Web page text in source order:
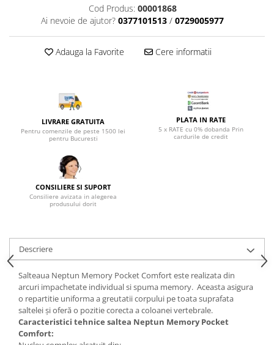
Suporturi si rafturi pantofi
Pantofare
Stender haine
Suport pentru umerase
Mobilier gradinita
Mese gradinita
Scaune gradinita
Set mese si scaune gradinita
Mobila camera copii
Scaune birou pentru copii
Saltele patuturi copii
Paturi copii
Masa si scaune gradinita
Seturi comode living si dormitor
Cod Produs: 00001868
Ai nevoie de ajutor? 0377101513 / 0729005977
Adauga la Favorite Cere informatii
LIVRARE GRATUITA
Pentru comenzile de peste 1500 lei
pentru Bucuresti
PLATA IN RATE
5 x RATE cu 0% dobanda Prin
cardurile de credit
CONSILIERE SI SUPORT
Consiliere avizata in alegerea
produsului dorit
Descriere
Salteaua Neptun Memory Pocket Comfort este realizata din
arcuri impachetate individual si spuma memory. Aceasta asigura
o repartitie uniforma a greutatii corpului pe toata suprafata
saltelei şi oferă o pozitie corecta a coloanei vertebrale.
Caracteristici tehnice saltea Neptun Memory Pocket
Comfort: